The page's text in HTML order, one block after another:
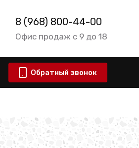
8 (968) 800-44-00
Офис продаж с 9 до 18
Обратный звонок